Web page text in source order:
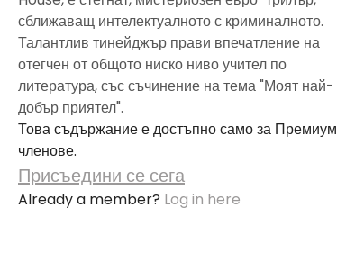
сближаващ интелектуалното с криминалното.
Талантлив тинейджър прави впечатление на
отегчен от общото ниско ниво учител по
литература, със съчинение на тема "Моят най-
добър приятел".
Това съдържание е достъпно само за Премиум
членове.
Присъедини се сега
Already a member? Log in here